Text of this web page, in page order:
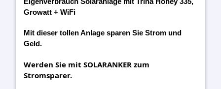
Growatt + WiFi
Mit dieser tollen Anlage sparen Sie Strom und
Geld.
Werden Sie mit SOLARANKER zum
Stromsparer.